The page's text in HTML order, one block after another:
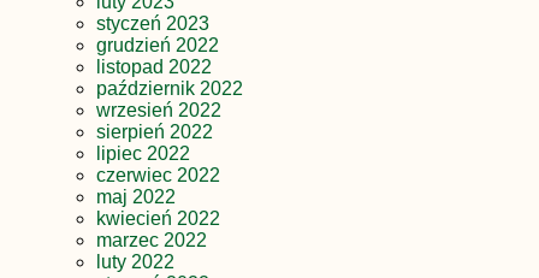
styczeń 2023
grudzień 2022
listopad 2022
październik 2022
wrzesień 2022
sierpień 2022
lipiec 2022
czerwiec 2022
maj 2022
kwiecień 2022
marzec 2022
luty 2022